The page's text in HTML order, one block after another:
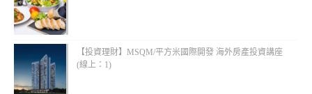
【投資理財】MSQM/平方米國際開發 海外房產投資講座
(線上：1)